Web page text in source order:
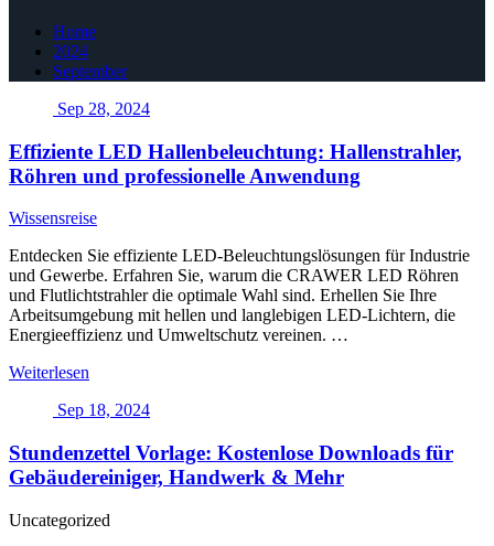
Home
2024
September
Sep 28, 2024
Effiziente LED Hallenbeleuchtung: Hallenstrahler,
Röhren und professionelle Anwendung
Wissensreise
Entdecken Sie effiziente LED-Beleuchtungslösungen für Industrie
und Gewerbe. Erfahren Sie, warum die CRAWER LED Röhren
und Flutlichtstrahler die optimale Wahl sind. Erhellen Sie Ihre
Arbeitsumgebung mit hellen und langlebigen LED-Lichtern, die
Energieeffizienz und Umweltschutz vereinen. …
Weiterlesen
Hallenbeleuchtung:
Röhren
und
professionelle
Anwendung
Sep 18, 2024
Stundenzettel Vorlage: Kostenlose Downloads für
Gebäudereiniger, Handwerk & Mehr
Uncategorized